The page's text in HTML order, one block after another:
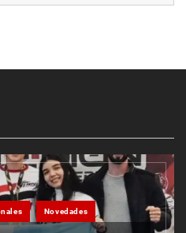
Novedades